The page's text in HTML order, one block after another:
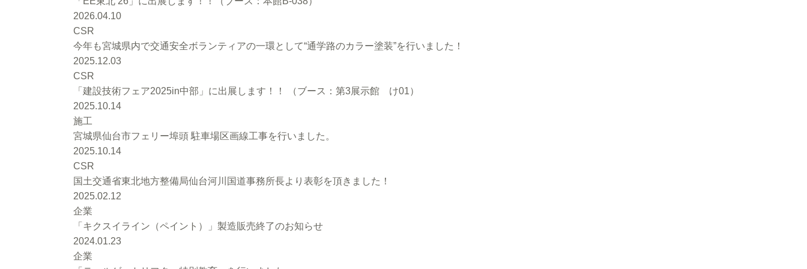
2026.04.10
CSR
今年も宮城県内で交通安全ボランティアの一環として“通学路のカラー塗装”を行いました！
2025.12.03
CSR
「建設技術フェア2025in中部」に出展します！！ （ブース：第3展示館 け01）
2025.10.14
施工
宮城県仙台市フェリー埠頭 駐車場区画線工事を行いました。
2025.10.14
CSR
国土交通省東北地方整備局仙台河川国道事務所長より表彰を頂きました！
2025.02.12
企業
「キクスイライン（ペイント）」製造販売終了のお知らせ
2024.01.23
企業